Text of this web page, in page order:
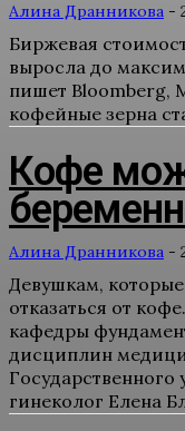
Алина Дранникова -
Биржевая
выросла до
пишет Bloomberg,
кофейные зерна
Кофе
Алина Дранникова -
Девушкам,
отказаться от
кафедры
дисциплин
гинеколог Елена